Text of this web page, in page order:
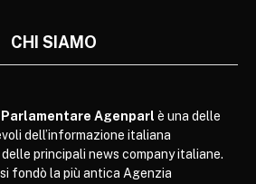
CHI SIAMO
Parlamentare Agenparl è una delle
dell’informazione italiana
principali news company italiane.
fondò la più antica Agenzia